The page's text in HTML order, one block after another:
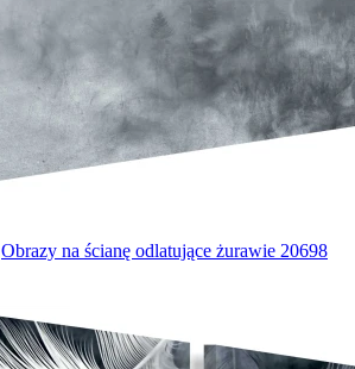
Obrazy na ścianę odlatujące żurawie 20698